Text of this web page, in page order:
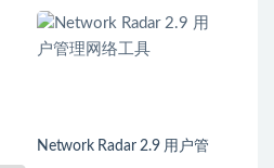
Network Radar 2.9 用户管